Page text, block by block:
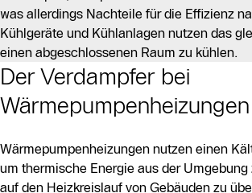
was allerdings Nachteile für die Effizienz
Kühlgeräte und Kühlanlagen nutzen das
einen abgeschlossenen Raum zu kühlen.
Der Verdampfer bei
Wärmepumpenheizungen
Wärmepumpenheizungen nutzen einen
um thermische Energie aus der
auf den Heizkreislauf von Gebäuden zu